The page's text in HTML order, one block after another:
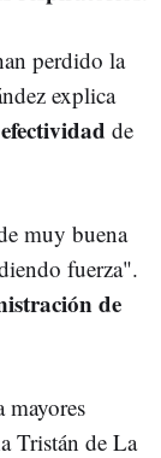
perdido la
explica
de
muy buena
fuerza".
de
mayores
Tristán de La